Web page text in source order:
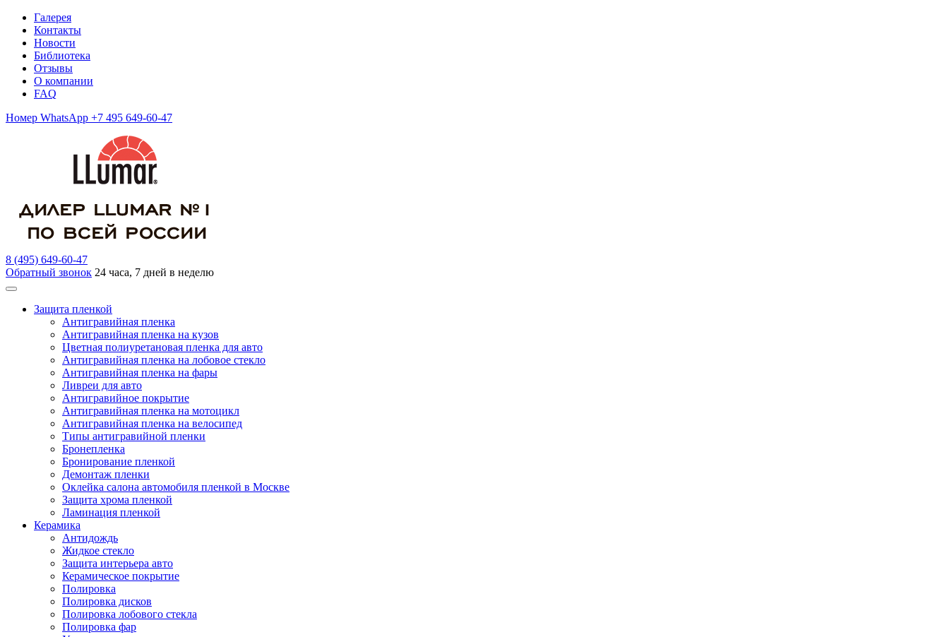
Галерея
Контакты
Новости
Библиотека
Отзывы
О компании
FAQ
Номер WhatsApp +7 495 649-60-47
8 (495) 649-60-47
Обратный звонок 24 часа, 7 дней в неделю
Защита пленкой
Антигравийная пленка
Антигравийная пленка на кузов
Цветная полиуретановая пленка для авто
Антигравийная пленка на лобовое стекло
Антигравийная пленка на фары
Ливреи для авто
Антигравийное покрытие
Антигравийная пленка на мотоцикл
Антигравийная пленка на велосипед
Типы антигравийной пленки
Бронепленка
Бронирование пленкой
Демонтаж пленки
Оклейка салона автомобиля пленкой в Москве
Защита хрома пленкой
Ламинация пленкой
Керамика
Антидождь
Жидкое стекло
Защита интерьера авто
Керамическое покрытие
Полировка
Полировка дисков
Полировка лобового стекла
Полировка фар